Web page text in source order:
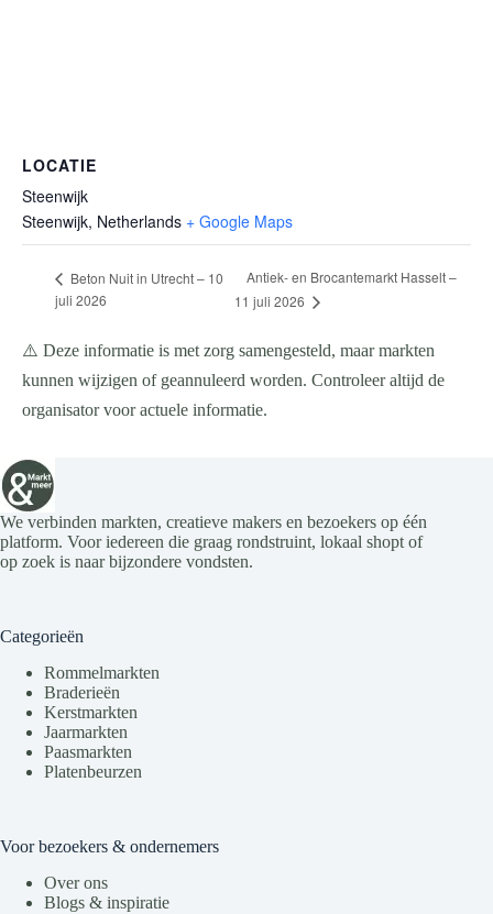
LOCATIE
Steenwijk
Steenwijk, Netherlands + Google Maps
Beton Nuit in Utrecht – 10
juli 2026
Antiek- en Brocantemarkt Hasselt –
11 juli 2026
⚠️ Deze informatie is met zorg samengesteld, maar markten
kunnen wijzigen of geannuleerd worden. Controleer altijd de
organisator voor actuele informatie.
We verbinden markten, creatieve makers en bezoekers op één
platform. Voor iedereen die graag rondstruint, lokaal shopt of
op zoek is naar bijzondere vondsten.
Categorieën
Rommelmarkten
Braderieën
Kerstmarkten
Jaarmarkten
Paasmarkten
Platenbeurzen
Voor bezoekers & ondernemers
Over ons
Blogs & inspiratie